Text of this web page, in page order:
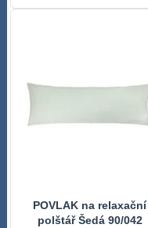
POVLAK na relaxační
polštář Šedá 90/042